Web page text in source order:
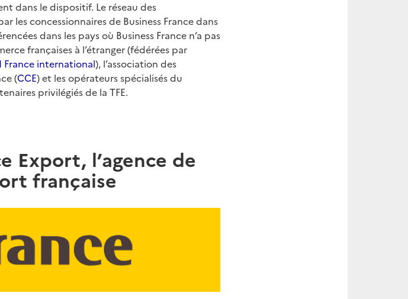
dans le dispositif. Le réseau des
les concessionnaires de Business France dans
dans les pays où Business France n’a pas
françaises à l’étranger (fédérées par
France international), l’association des
(CCE) et les opérateurs spécialisés du
privilégiés de la TFE.
Export, l’agence de
française